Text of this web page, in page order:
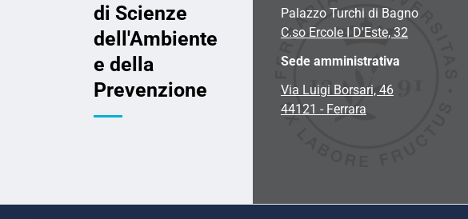
di Scienze
dell'Ambiente
e della
Prevenzione
Palazzo Turchi di Bagno
C.so Ercole I D'Este, 32
Sede amministrativa
Via Luigi Borsari, 46
44121 - Ferrara